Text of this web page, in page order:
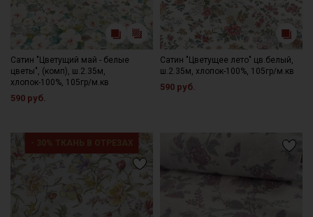
Сатин "Цветущий май - белые
цветы", (комп), ш.2.35м,
хлопок-100%, 105гр/м.кв
590 руб.
Сатин "Цветущее лето" цв.белый,
ш.2.35м, хлопок-100%, 105гр/м.кв
590 руб.